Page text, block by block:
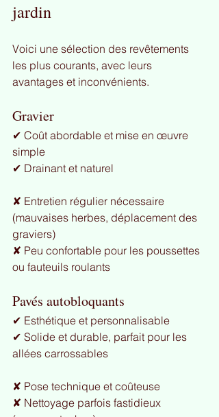
jardin
Voici une sélection des revêtements
les plus courants, avec leurs
avantages et inconvénients.
Gravier
✔ Coût abordable et mise en œuvre
simple
✔ Drainant et naturel
✘ Entretien régulier nécessaire
(mauvaises herbes, déplacement des
graviers)
✘ Peu confortable pour les poussettes
ou fauteuils roulants
Pavés autobloquants
✔ Esthétique et personnalisable
✔ Solide et durable, parfait pour les
allées carrossables
✘ Pose technique et coûteuse
✘ Nettoyage parfois fastidieux